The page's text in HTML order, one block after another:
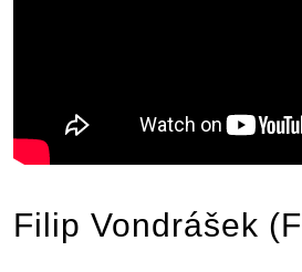
Filip Vondrášek (